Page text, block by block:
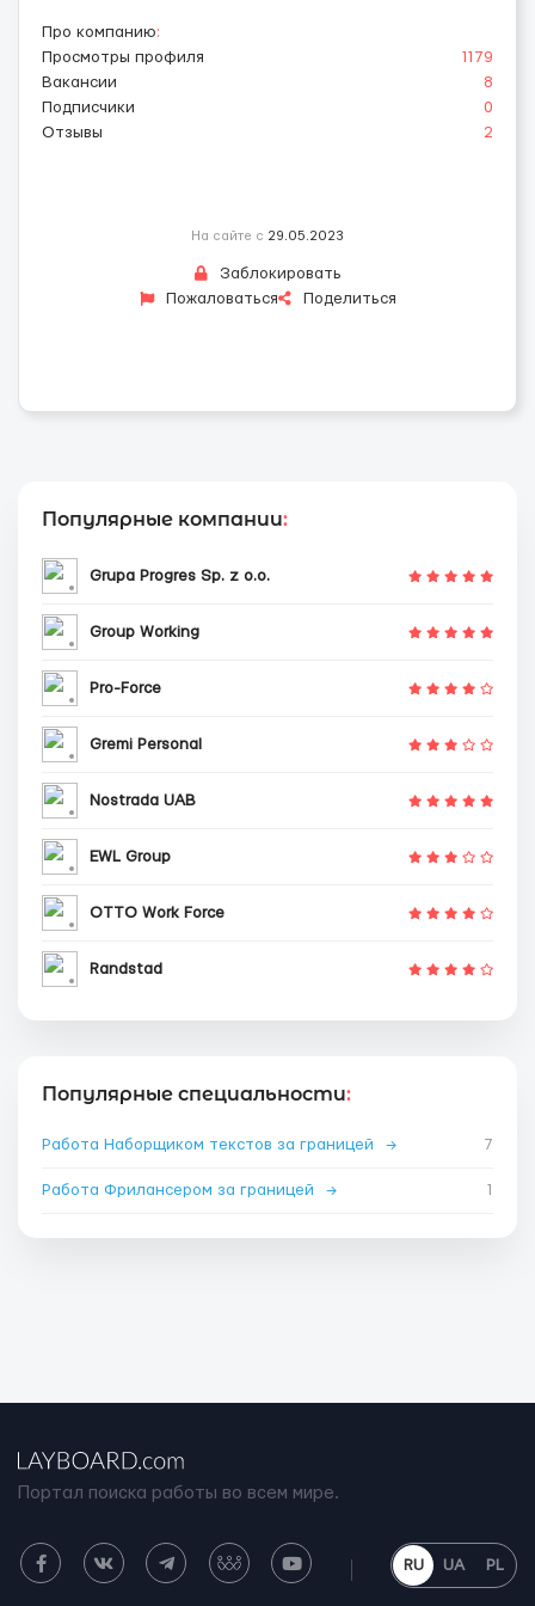
Про компанию:
Просмотры профиля
1179
Вакансии
8
Подписчики
0
Отзывы
2
На сайте с 29.05.2023
Заблокировать
Пожаловаться
Поделиться
Популярные компании:
Grupa Progres Sp. z o.o.
Group Working
Pro-Force
Gremi Personal
Nostrada UAB
EWL Group
OTTO Work Force
Randstad
Популярные специальности:
Работа Наборщиком текстов за границей → 7
Работа Фрилансером за границей → 1
Портал поиска работы во всем мире.
RU UA PL